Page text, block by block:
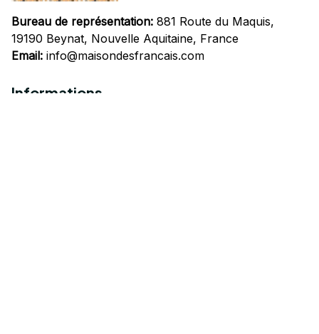
Bureau de représentation: 881 Route du Maquis,
19190 Beynat, Nouvelle Aquitaine, France
Email: info@maisondesfrancais.com
Informations